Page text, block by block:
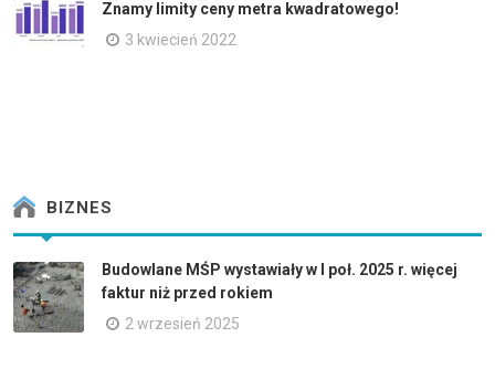
Znamy limity ceny metra kwadratowego!
3 kwiecień 2022
BIZNES
Budowlane MŚP wystawiały w I poł. 2025 r. więcej
faktur niż przed rokiem
2 wrzesień 2025